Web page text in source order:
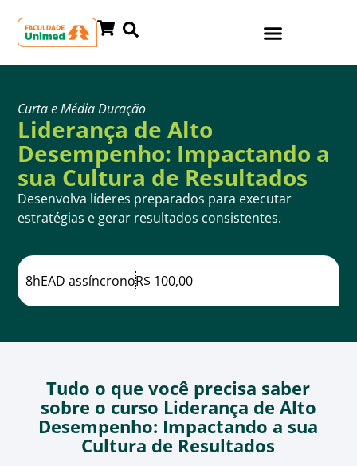
Curta e Média Duração
Liderança de Alto
Desempenho: Impactando a
sua Cultura de Resultados
Desenvolva líderes preparados para executar
estratégias e gerar resultados consistentes.
8hEAD assíncronoR$ 100,00
Tudo o que você precisa saber
sobre o curso Liderança de Alto
Desempenho: Impactando a sua
Cultura de Resultados